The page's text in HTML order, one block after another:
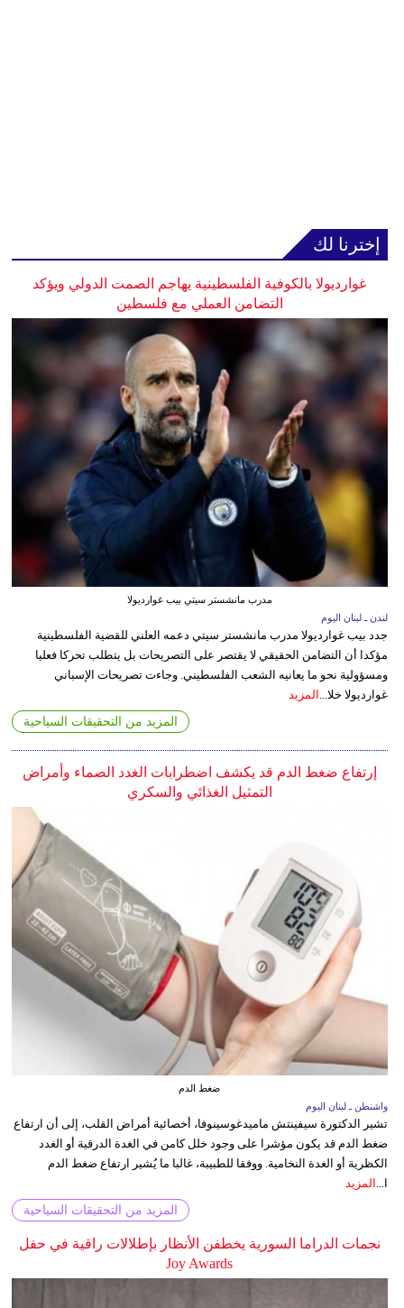
إخترنا لك
غوارديولا بالكوفية الفلسطينية يهاجم الصمت الدولي ويؤكد
التضامن العملي مع فلسطين
مدرب مانشستر سيتي بيب غوارديولا
لندن ـ لبنان اليوم
جدد بيب غوارديولا مدرب مانشستر سيتي دعمه العلني للقضية الفلسطينية
مؤكدا أن التضامن الحقيقي لا يقتصر على التصريحات بل يتطلب تحركا فعليا
ومسؤولية نحو ما يعانيه الشعب الفلسطيني. وجاءت تصريحات الإسباني
غوارديولا خلا... المزيد
المزيد من التحقيقات السياحية
إرتفاع ضغط الدم قد يكشف اضطرابات الغدد الصماء وأمراض
التمثيل الغذائي والسكري
ضغط الدم
واشنطن ـ لبنان اليوم
تشير الدكتورة سيفينتش ماميدغوسينوفا، أخصائية أمراض القلب، إلى أن ارتفاع
ضغط الدم قد يكون مؤشرا على وجود خلل كامن في الغدة الدرقية أو الغدد
الكظرية أو الغدة النخامية. ووفقا للطبيبة، غالبا ما يُشير ارتفاع ضغط الدم
ا...
المزيد
المزيد من التحقيقات السياحية
نجمات الدراما السورية يخطفن الأنظار بإطلالات راقية في حفل
Joy Awards